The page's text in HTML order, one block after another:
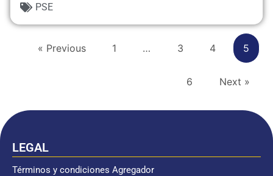
PSE
« Previous 1 … 3 4 5
6 Next »
LEGAL
Términos y condiciones Agregador